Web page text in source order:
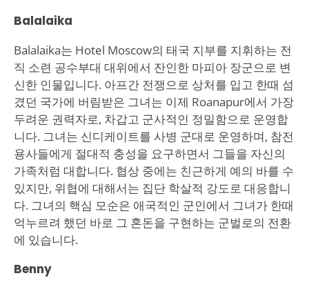
Balalaika
Balalaika는 Hotel Moscow의 태국 지부를 지휘하는 전
직 소련 공수부대 대위에서 잔인한 마피아 장군으로 변
신한 인물입니다. 아프간 전쟁으로 상처를 입고 한때 섬
겼던 국가에 버림받은 그녀는 이제 Roanapur에서 가장
두려운 권력자로, 차갑고 군사적인 정밀함으로 운영합
니다. 그녀는 신디케이트를 사병 군대로 운영하며, 참전
용사들에게 절대적 충성을 요구하면서 그들을 자신의
가족처럼 대합니다. 협상 중에는 친근하게 예의 바를 수
있지만, 위협에 대해서는 집단 학살적 강도로 대응합니
다. 그녀의 핵심 모순은 애국적인 군인에서 그녀가 한때
억누르려 했던 바로 그 혼돈을 구현하는 군벌로의 전환
에 있습니다.
Benny